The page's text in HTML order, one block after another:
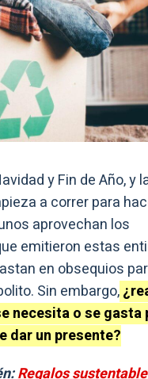
y Fin de Año, y
a correr para
aprovechan los
emitieron estas
en obsequios
Sin embargo,
necesita o se gasta
dar un presente?
Regalos